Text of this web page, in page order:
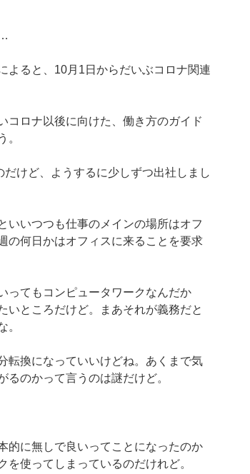
よると、10月1日からだいぶコロナ関連
コロナ以後に向けた、働き方のガイド
。
けど、ようするに少しずつ出社しまし
いいつつも仕事のメインの場所はオフ
何日かはオフィスに来ることを要求
ってもコンピュータワークなんだか
いところだけど。まあそれが義務だと
。
転換になっていいけどね。あくまで気
のかって言うのは謎だけど。
的に無しで良いってことになったのか
使ってしまっているのだけれど。